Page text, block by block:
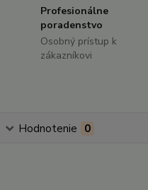
Profesionálne
poradenstvo
Osobný prístup k
zákazníkovi
Hodnotenie 0